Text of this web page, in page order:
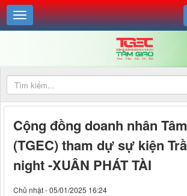
Cộng đồng doanh nhân
(TGEC) tham dự sự kiện
night -XUÂN PHÁT TÀI
Chủ nhật - 05/01/2025 16:24